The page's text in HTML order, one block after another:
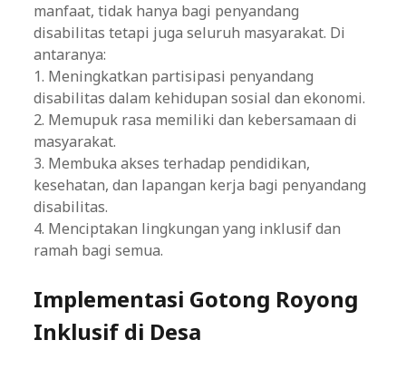
manfaat, tidak hanya bagi penyandang
disabilitas tetapi juga seluruh masyarakat. Di
antaranya:
1. Meningkatkan partisipasi penyandang
disabilitas dalam kehidupan sosial dan ekonomi.
2. Memupuk rasa memiliki dan kebersamaan di
masyarakat.
3. Membuka akses terhadap pendidikan,
kesehatan, dan lapangan kerja bagi penyandang
disabilitas.
4. Menciptakan lingkungan yang inklusif dan
ramah bagi semua.
Implementasi Gotong Royong
Inklusif di Desa